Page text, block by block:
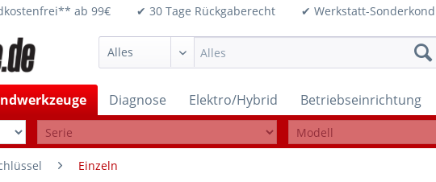
ab 99€ ✔ 30 Tage Rückgaberecht ✔ Werkstatt-
Diagnose Elektro/Hybrid Betriebseinrichtung
Einzeln